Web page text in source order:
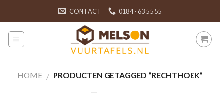
content
CONTACT 0184 - 63 55 55
HOME / PRODUCTEN GETAGGED “RECHTHOEK”